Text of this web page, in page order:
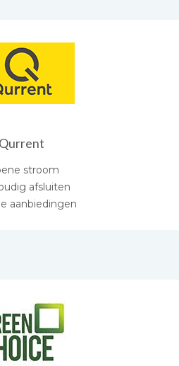
Qurrent
stroom
afsluiten
aanbiedingen